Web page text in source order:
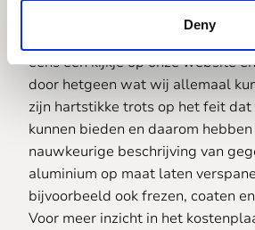
Deny
Naast aluminium op maat laten
eens een kijkje op onze website
door hetgeen wat wij allemaal
zijn hartstikke trots op het feit
kunnen bieden en daarom
nauwkeurige beschrijving van
aluminium op maat laten
bijvoorbeeld ook frezen, coaten
Voor meer inzicht in het